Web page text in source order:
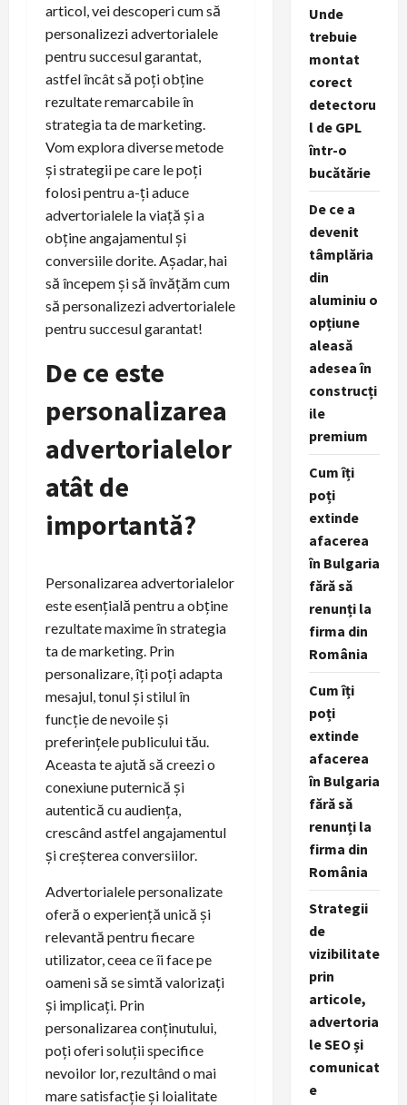
articol, vei descoperi cum să
personalizezi advertorialele
pentru succesul garantat,
astfel încât să poți obține
rezultate remarcabile în
strategia ta de marketing.
Vom explora diverse metode
și strategii pe care le poți
folosi pentru a-ți aduce
advertorialele la viață și a
obține angajamentul și
conversiile dorite. Așadar, hai
să începem și să învățăm cum
să personalizezi advertorialele
pentru succesul garantat!
De ce este
personalizarea
advertorialelor
atât de
importantă?
Personalizarea advertorialelor
este esențială pentru a obține
rezultate maxime în strategia
ta de marketing. Prin
personalizare, îți poți adapta
mesajul, tonul și stilul în
funcție de nevoile și
preferințele publicului tău.
Aceasta te ajută să creezi o
conexiune puternică și
autentică cu audiența,
crescând astfel angajamentul
și creșterea conversiilor.
Advertorialele personalizate
oferă o experiență unică și
relevantă pentru fiecare
utilizator, ceea ce îi face pe
oameni să se simtă valorizați
și implicați. Prin
personalizarea conținutului,
poți oferi soluții specifice
nevoilor lor, rezultând o mai
mare satisfacție și loialitate
Unde
trebuie
montat
corect
detectoru
l de GPL
într-o
bucătărie
De ce a
devenit
tâmplăria
din
aluminiu o
opțiune
aleasă
adesea în
construcți
ile
premium
Cum îți
poți
extinde
afacerea
în Bulgaria
fără să
renunți la
firma din
România
Cum îți
poți
extinde
afacerea
în Bulgaria
fără să
renunți la
firma din
România
Strategii
de
vizibilitate
prin
articole,
advertoria
le SEO și
comunicat
e